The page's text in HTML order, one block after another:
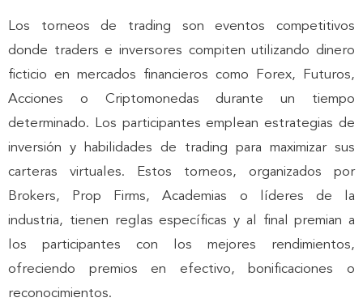
Los torneos de trading son eventos competitivos
donde traders e inversores compiten utilizando dinero
ficticio en mercados financieros como Forex, Futuros,
Acciones o Criptomonedas durante un tiempo
determinado. Los participantes emplean estrategias de
inversión y habilidades de trading para maximizar sus
carteras virtuales. Estos torneos, organizados por
Brokers, Prop Firms, Academias o líderes de la
industria, tienen reglas específicas y al final premian a
los participantes con los mejores rendimientos,
ofreciendo premios en efectivo, bonificaciones o
reconocimientos.